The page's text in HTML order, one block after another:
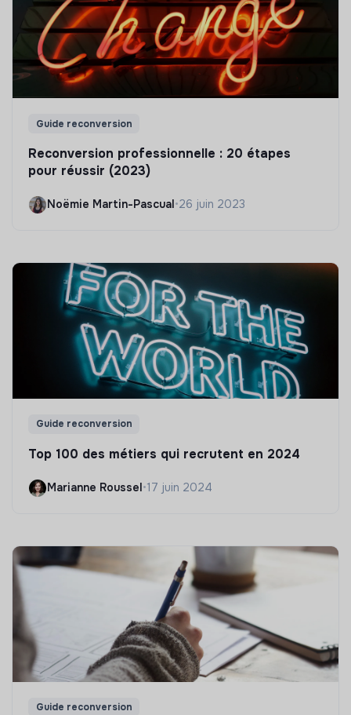
Guide reconversion
Reconversion professionnelle : 20 étapes
pour réussir (2023)
Noëmie Martin-Pascual •26 juin 2023
Guide reconversion
Top 100 des métiers qui recrutent en 2024
Marianne Roussel•17 juin 2024
Guide reconversion